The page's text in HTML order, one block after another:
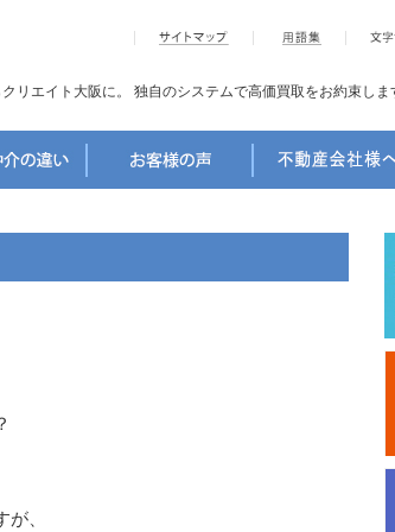
リエイト大阪に。 独自のシステムで高価買取をお約束しま
、